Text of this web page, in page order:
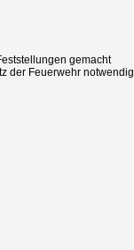
gemacht
der Feuerwehr notwendig.